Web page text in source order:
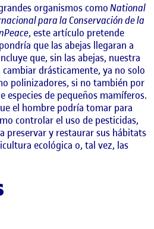
organismos comoNational
para la Conservación de la
, este artículo pretende
que las abejas llegaran a
que, sin las abejas, nuestra
drásticamente, ya no solo
polinizadores, si no también por
especies de pequeños mamíferos.
el hombre podría tomar para
controlar el uso de pesticidas,
preservar y restaurar sus hábitats
ecológica o, tal vez, las